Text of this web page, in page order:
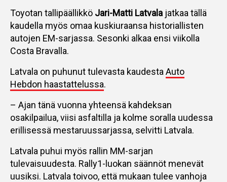
Toyotan tallipäällikkö Jari-Matti Latvala jatkaa tällä
kaudella myös omaa kuskiuraansa historiallisten
autojen EM-sarjassa. Sesonki alkaa ensi viikolla
Costa Bravalla.
Latvala on puhunut tulevasta kaudesta Auto
Hebdon haastattelussa.
– Ajan tänä vuonna yhteensä kahdeksan
osakilpailua, viisi asfaltilla ja kolme soralla uudessa
erillisessä mestaruussarjassa, selvitti Latvala.
Latvala puhui myös rallin MM-sarjan
tulevaisuudesta. Rally1-luokan säännöt menevät
uusiksi. Latvala toivoo, että mukaan tulee vanhoja